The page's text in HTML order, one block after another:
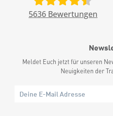
5636 Bewertungen
Meldet Euch jetzt für unseren
Neuigkeiten der